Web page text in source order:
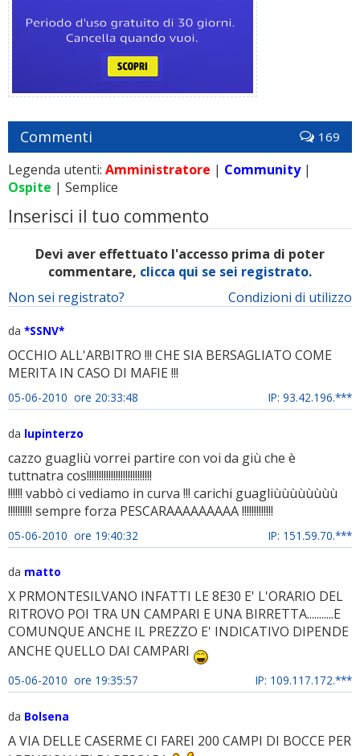
Commenti 169
Legenda utenti: Amministratore | Community|
Ospite | Semplice
Inserisci il tuo commento
Devi aver effettuato l'accesso prima di poter
commentare, clicca qui se sei registrato.
Condizioni di utilizzo
Non sei registrato?
da *SSNV*
OCCHIO ALL'ARBITRO !!! CHE SIA BERSAGLIATO COME
MERITA IN CASO DI MAFIE !!!
05-06-2010 ore 20:33:48 IP: 93.42.196.***
da lupinterzo
cazzo guagliù vorrei partire con voi da giù che è
tuttnatra cos!!!!!!!!!!!!!!!!!!!!!!!!!!!
!!!!!! vabbò ci vediamo in curva !!! carichi guagliùùùùùùùù
!!!!!!!!!! sempre forza PESCARAAAAAAAAA !!!!!!!!!!!!!
05-06-2010 ore 19:40:32 IP: 151.59.70.***
da matto
X PRMONTESILVANO INFATTI LE 8E30 E' L'ORARIO DEL
RITROVO POI TRA UN CAMPARI E UNA BIRRETTA...........E
COMUNQUE ANCHE IL PREZZO E' INDICATIVO DIPENDE
ANCHE QUELLO DAI CAMPARI
05-06-2010 ore 19:35:57 IP: 109.117.172.***
da Bolsena
A VIA DELLE CASERME CI FAREI 200 CAMPI DI BOCCE PER